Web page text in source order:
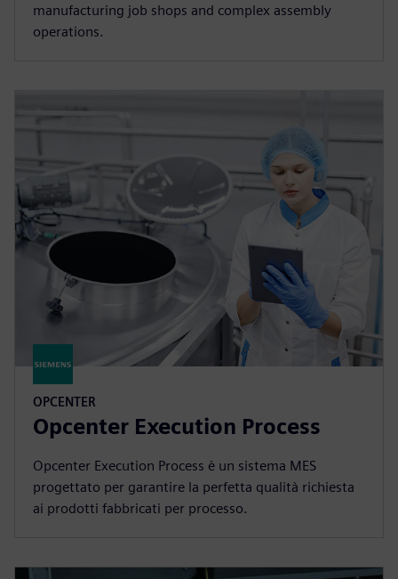
manufacturing job shops and complex assembly
operations.
OPCENTER
Opcenter Execution Process
Opcenter Execution Process è un sistema MES
progettato per garantire la perfetta qualità richiesta
ai prodotti fabbricati per processo.